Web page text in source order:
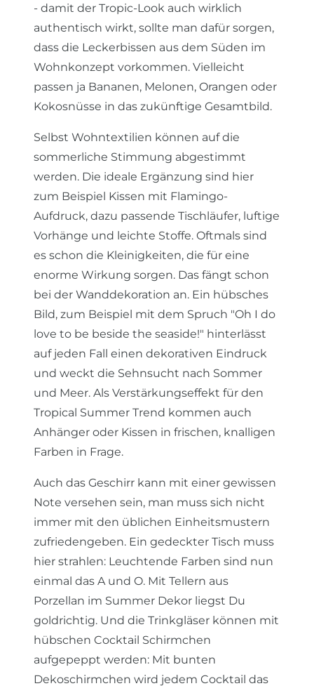
- damit der Tropic-Look auch wirklich
authentisch wirkt, sollte man dafür sorgen,
dass die Leckerbissen aus dem Süden im
Wohnkonzept vorkommen. Vielleicht
passen ja Bananen, Melonen, Orangen oder
Kokosnüsse in das zukünftige Gesamtbild.
Selbst Wohntextilien können auf die
sommerliche Stimmung abgestimmt
werden. Die ideale Ergänzung sind hier
zum Beispiel Kissen mit Flamingo-
Aufdruck, dazu passende Tischläufer, luftige
Vorhänge und leichte Stoffe. Oftmals sind
es schon die Kleinigkeiten, die für eine
enorme Wirkung sorgen. Das fängt schon
bei der Wanddekoration an. Ein hübsches
Bild, zum Beispiel mit dem Spruch "Oh I do
love to be beside the seaside!" hinterlässt
auf jeden Fall einen dekorativen Eindruck
und weckt die Sehnsucht nach Sommer
und Meer. Als Verstärkungseffekt für den
Tropical Summer Trend kommen auch
Anhänger oder Kissen in frischen, knalligen
Farben in Frage.
Auch das Geschirr kann mit einer gewissen
Note versehen sein, man muss sich nicht
immer mit den üblichen Einheitsmustern
zufriedengeben. Ein gedeckter Tisch muss
hier strahlen: Leuchtende Farben sind nun
einmal das A und O. Mit Tellern aus
Porzellan im Summer Dekor liegst Du
goldrichtig. Und die Trinkgläser können mit
hübschen Cocktail Schirmchen
aufgepeppt werden: Mit bunten
Dekoschirmchen wird jedem Cocktail das